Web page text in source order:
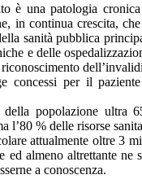
è una patologia
in continua crescita,
sanità pubblica
e delle
concessi per il
popolazione ultra
l’80 % delle risorse
attualmente oltre 3
ed almeno altrettante ne
a conoscenza.